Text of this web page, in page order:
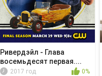
Ривердэйл - Глава
восемьдесят первая....
2017 год 0%